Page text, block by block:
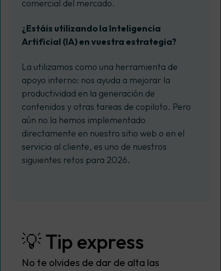
comercial del mercado.
¿Estáis utilizando la Inteligencia
Artificial (IA) en vuestra estrategia?
La utilizamos como una herramienta de
apoyo interno: nos ayuda a mejorar la
productividad en la generación de
contenidos y otras tareas de copiloto. Pero
aún no la hemos implementado
directamente en nuestro sitio web o en el
servicio al cliente, es uno de nuestros
siguientes retos para 2026.
💡 Tip express
No te olvides de dar de alta las